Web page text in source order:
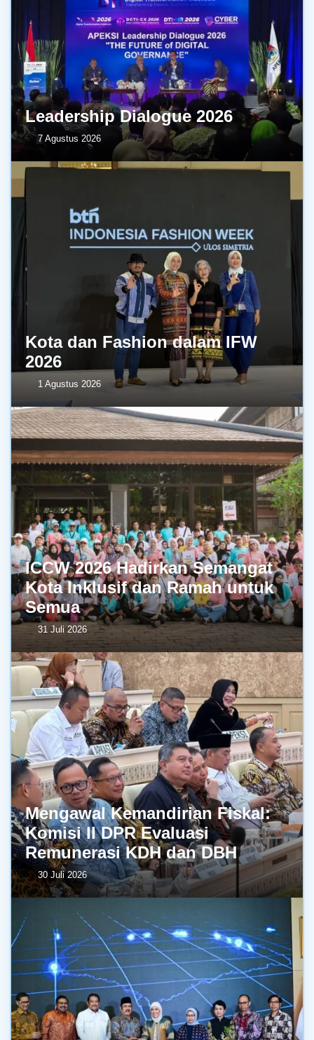
Leadership Dialogue 2026
7 Agustus 2026
Kota dan Fashion dalam IFW
2026
1 Agustus 2026
ICCW 2026 Hadirkan Semangat
Kota Inklusif dan Ramah untuk
Semua
31 Juli 2026
Mengawal Kemandirian Fiskal:
Komisi II DPR Evaluasi
Remunerasi KDH dan DBH
30 Juli 2026